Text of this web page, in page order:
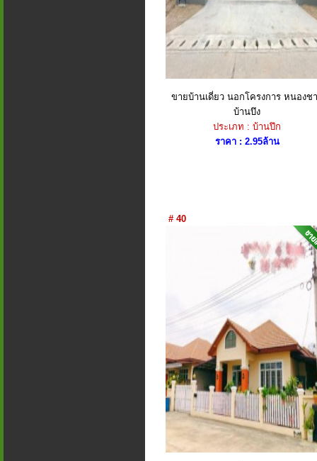
ขายบ้านเดี่ยว นอกโครงการ หนองช
บ้านบึง
ประเภท : บ้านปึก
ราคา : 2.95ล้าน
# 40